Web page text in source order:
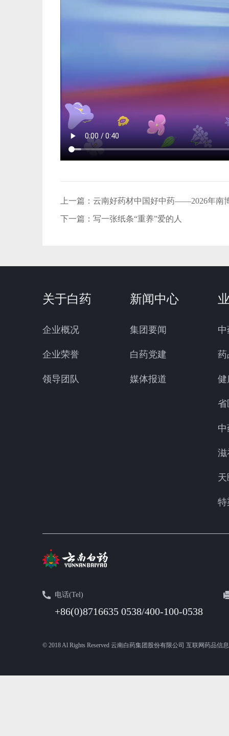
上一篇： 云南好药材中国好中药——2026年南
下一篇： 写一张纸条“重养”爱的人
关于白药
企业概况
企业荣誉
领导团队
新闻中心
集团要闻
白药党建
媒体报道
药
健
省
滋
特
电话(Tel)
+86(0)8716635 0538/400-100-0538
© 2018 Al Rights Reserved 云南白药集团股份有限公司 互联网药品信